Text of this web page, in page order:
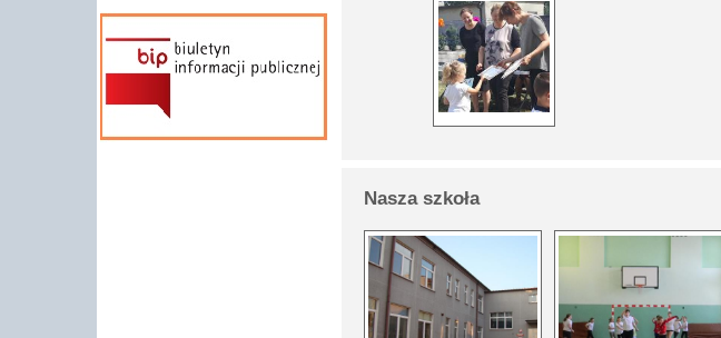
Nasza szkoła